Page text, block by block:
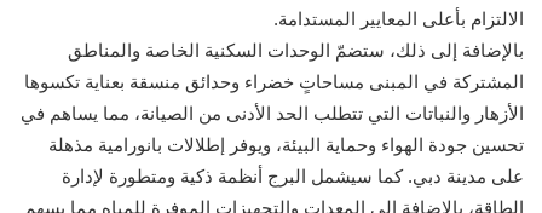
الالتزام بأعلى المعايير المستدامة.
بالإضافة إلى ذلك، ستضمّ الوحدات السكنية الخاصة والمناطق
المشتركة في المبنى مساحاتٍ خضراء وحدائق منسقة بعناية تكسوها
الأزهار والنباتات التي تتطلب الحد الأدنى من الصيانة، مما يساهم في
تحسين جودة الهواء وحماية البيئة، ويوفر إطلالات بانورامية مذهلة
على مدينة دبي. كما سيشمل البرج أنظمة ذكية ومتطورة لإدارة
الطاقة، بالإضافة إلى المعدات والتجهيزات الموفرة للمياه مما يسهم